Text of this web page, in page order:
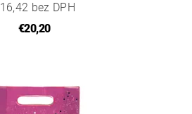
bez DPH
€20,20